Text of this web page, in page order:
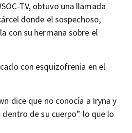
TV, obtuvo una llamada
donde el sospechoso,
con su hermana sobre el
con esquizofrenia en el
dice que no conocía a Iryna y
de su cuerpo” lo que lo